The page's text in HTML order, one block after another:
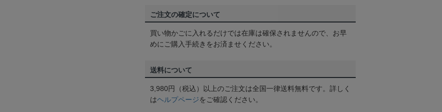
ご注文の確定について
買い物かごに入れるだけでは在庫は確保されませんので、お早
めにご購入手続きをお済ませください。
送料について
3,980円（税込）以上のご注文は全国一律送料無料です。詳しく
はヘルプページをご確認ください。